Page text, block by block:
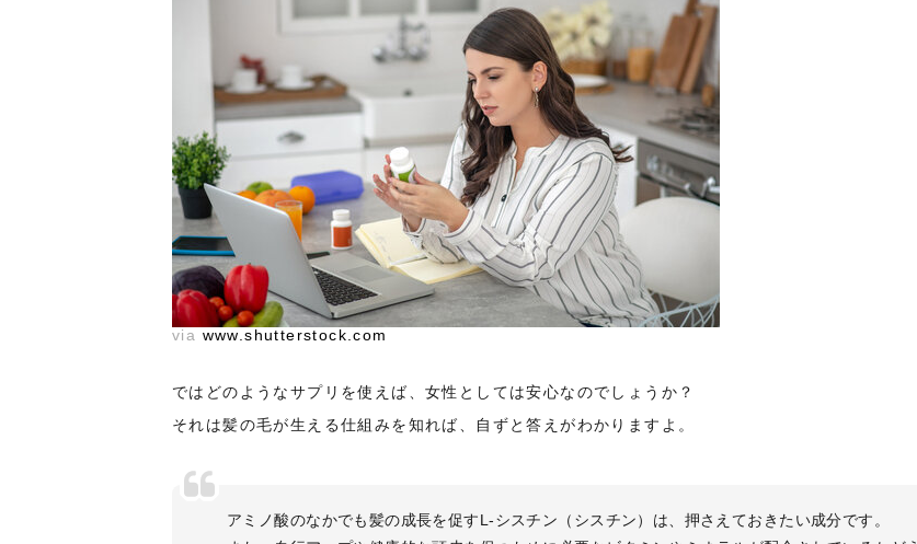
via www.shutterstock.com
ではどのようなサプリを使えば、女性としては安心なのでしょうか？
それは髪の毛が生える仕組みを知れば、自ずと答えがわかりますよ。
アミノ酸のなかでも髪の成長を促すL-シスチン（シスチン）は、押さえておきたい成分です。